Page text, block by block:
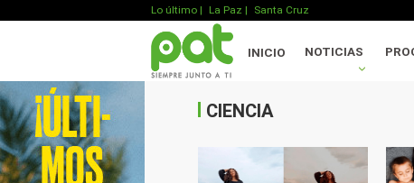
Lo último | La Paz | Santa Cruz
INICIO NOTICIAS
CIENCIA
.